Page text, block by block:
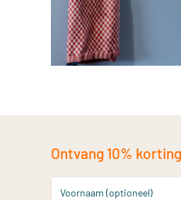
Ontvang 10%
Voornaam (optioneel)